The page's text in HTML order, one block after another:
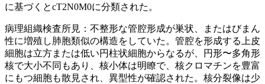
に基づくとcT2N0M0に分類された。
病理組織検査所見：不整形な管腔形成が巣状、またはびまん
性に増殖し肺胞類似の構造をしていた。管腔を形成する上皮
細胞は立方または低い円柱状細胞からなるが、円形〜多角形
核で大小不同もあり、核小体は明瞭で、核クロマチンを豊富
にもつ細胞も散見され、異型性が確認された。核分裂像は少